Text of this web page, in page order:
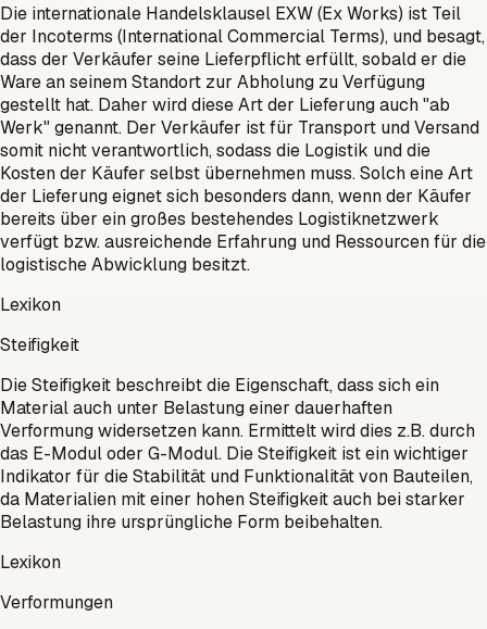
Die internationale Handelsklausel EXW (Ex Works) ist Teil
der Incoterms (International Commercial Terms), und besagt,
dass der Verkäufer seine Lieferpflicht erfüllt, sobald er die
Ware an seinem Standort zur Abholung zu Verfügung
gestellt hat. Daher wird diese Art der Lieferung auch "ab
Werk" genannt. Der Verkäufer ist für Transport und Versand
somit nicht verantwortlich, sodass die Logistik und die
Kosten der Käufer selbst übernehmen muss. Solch eine Art
der Lieferung eignet sich besonders dann, wenn der Käufer
bereits über ein großes bestehendes Logistiknetzwerk
verfügt bzw. ausreichende Erfahrung und Ressourcen für die
logistische Abwicklung besitzt.
Lexikon
Steifigkeit
Die Steifigkeit beschreibt die Eigenschaft, dass sich ein
Material auch unter Belastung einer dauerhaften
Verformung widersetzen kann. Ermittelt wird dies z.B. durch
das E-Modul oder G-Modul. Die Steifigkeit ist ein wichtiger
Indikator für die Stabilität und Funktionalität von Bauteilen,
da Materialien mit einer hohen Steifigkeit auch bei starker
Belastung ihre ursprüngliche Form beibehalten.
Lexikon
Verformungen